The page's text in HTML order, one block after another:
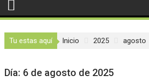
Tu estas aquí Inicio 2025 agosto
Día: 6 de agosto de 2025